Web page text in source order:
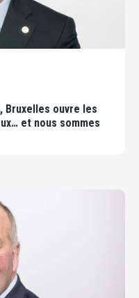
Bruxelles ouvre les
et nous sommes